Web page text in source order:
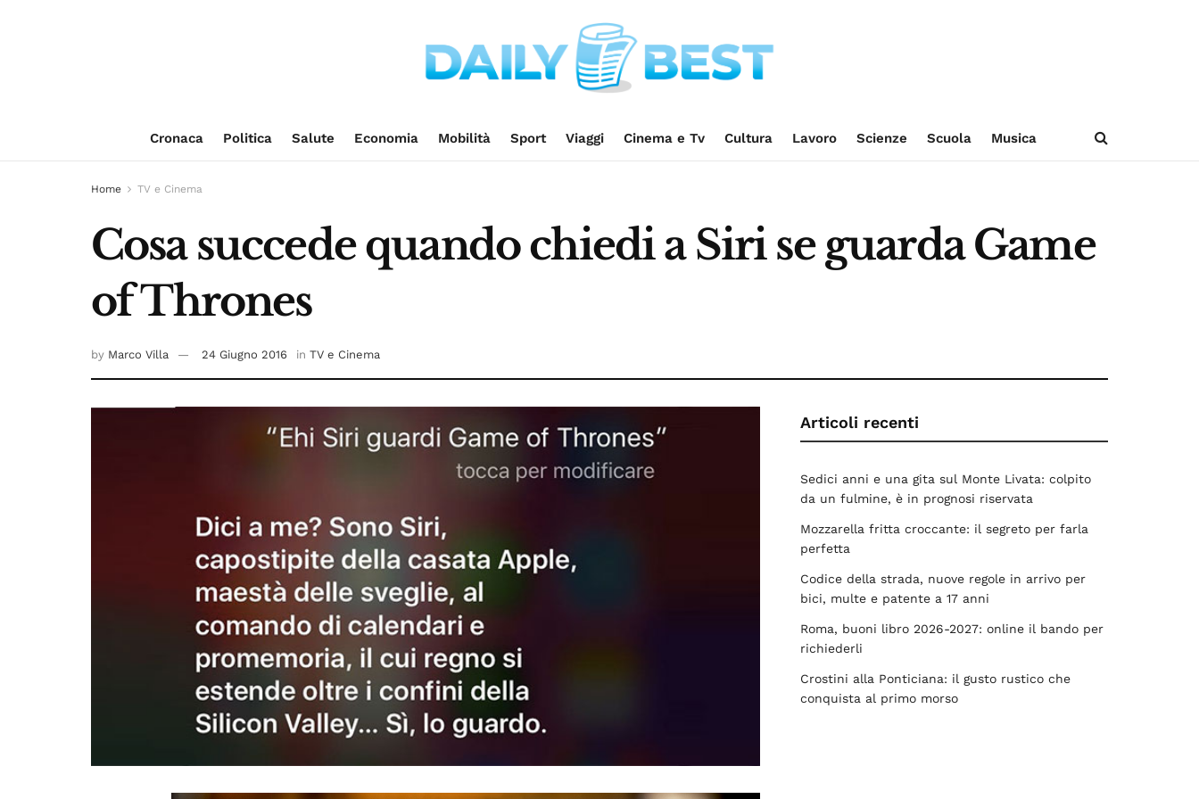
Cronaca Politica Salute Economia Mobilità Sport Viaggi Cinema e Tv Cultura Lavoro Scienze Scuola Musica
Home TV e Cinema
Cosa succede quando chiedi a Siri se guarda Game
of Thrones
by Marco Villa 24 Giugno 2016 in TV e Cinema
Articoli recenti
Sedici anni e una gita sul Monte Livata: colpito
da un fulmine, è in prognosi riservata
Mozzarella fritta croccante: il segreto per farla
perfetta
Codice della strada, nuove regole in arrivo per
bici, multe e patente a 17 anni
Roma, buoni libro 2026-2027: online il bando per
richiederli
Crostini alla Ponticiana: il gusto rustico che
conquista al primo morso